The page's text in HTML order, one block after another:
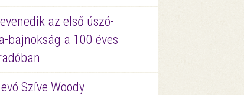
az első úszó-
bajnokság a 100 éves
Szíve Woody